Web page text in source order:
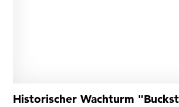
Historischer Wachturm